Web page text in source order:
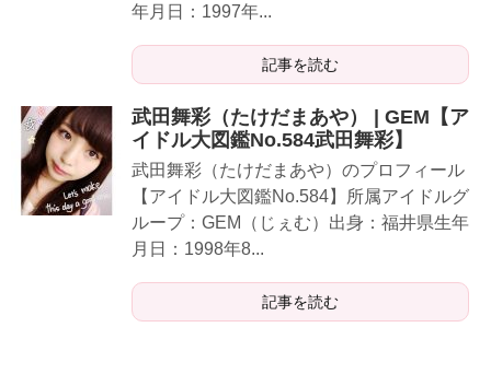
年月日：1997年...
記事を読む
武田舞彩（たけだまあや） | GEM【ア
イドル大図鑑No.584武田舞彩】
武田舞彩（たけだまあや）のプロフィール
【アイドル大図鑑No.584】所属アイドルグ
ループ：GEM（じぇむ）出身：福井県生年
月日：1998年8...
記事を読む